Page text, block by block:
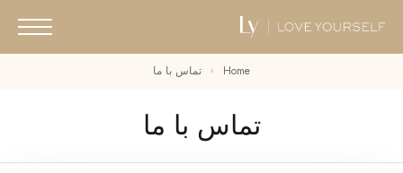
Home تماس با ما
تماس با ما